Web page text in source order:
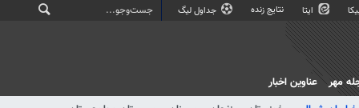
ایتا نتایج زنده جداول لیگ
مهر عناوین اخبار